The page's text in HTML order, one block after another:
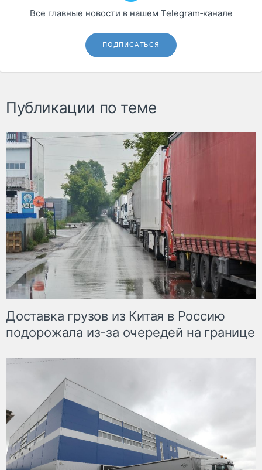
Все главные новости в нашем Telegram‑канале
ПОДПИСАТЬСЯ
Публикации по теме
Доставка грузов из Китая в Россию
подорожала из-за очередей на границе